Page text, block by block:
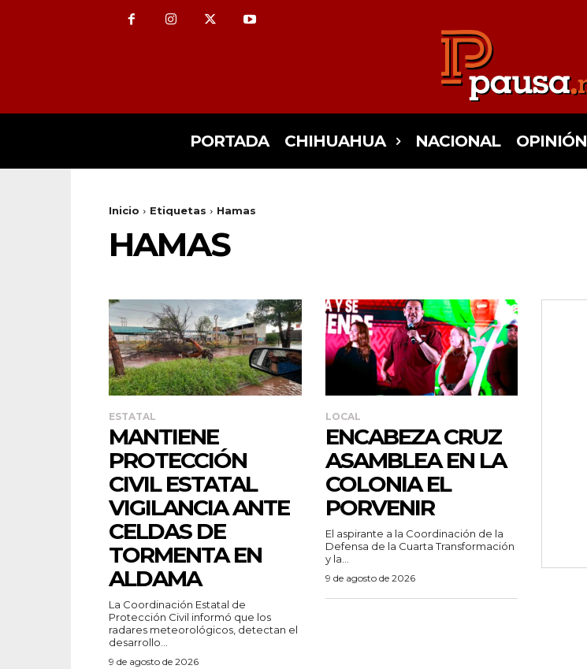
PORTADA CHIHUAHUA NACIONAL OPINIÓN
Inicio Etiquetas Hamas
HAMAS
ESTATAL
MANTIENE
PROTECCIÓN
CIVIL ESTATAL
VIGILANCIA ANTE
CELDAS DE
TORMENTA EN
ALDAMA
La Coordinación Estatal de
Protección Civil informó que los
radares meteorológicos, detectan el
desarrollo...
9 de agosto de 2026
LOCAL
ENCABEZA CRUZ
ASAMBLEA EN LA
COLONIA EL
PORVENIR
El aspirante a la Coordinación de la
Defensa de la Cuarta Transformación
y la...
9 de agosto de 2026